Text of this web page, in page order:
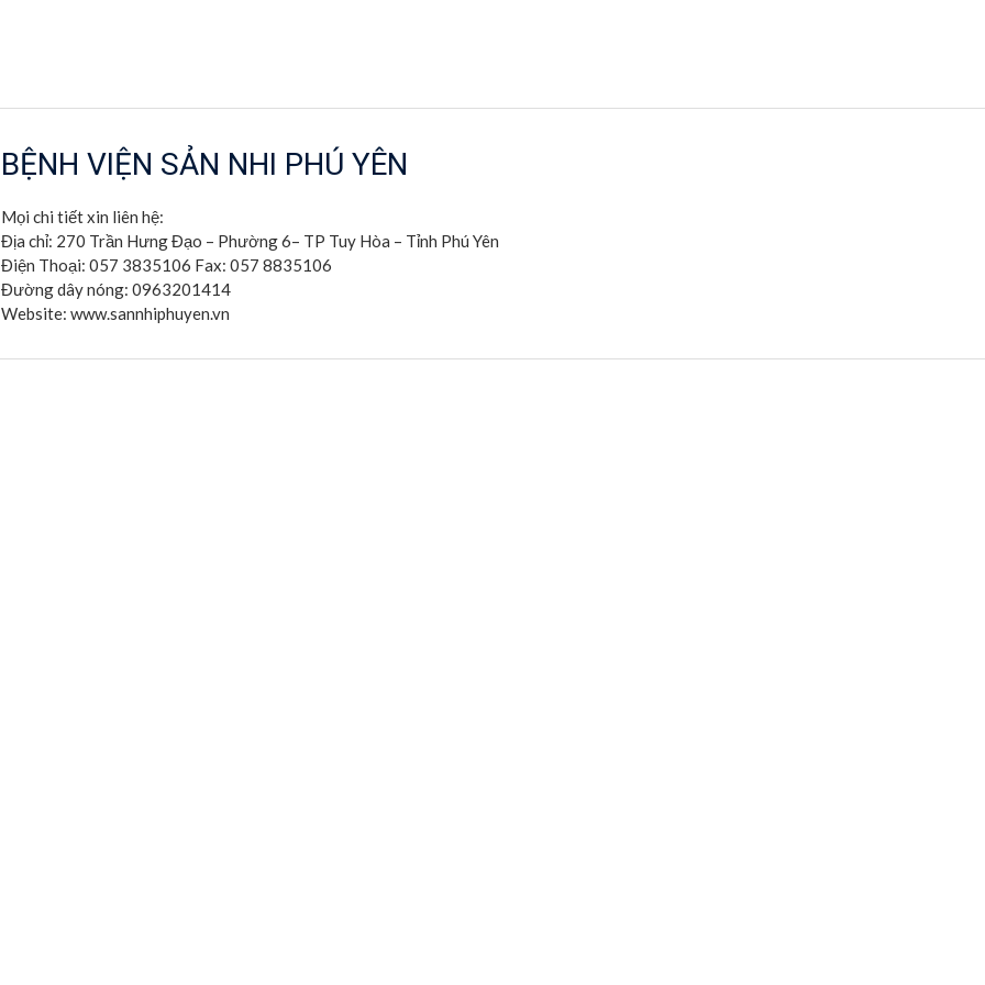
BỆNH VIỆN SẢN NHI PHÚ YÊN
Mọi chi tiết xin liên hệ:
Địa chỉ: 270 Trần Hưng Đạo – Phường 6– TP Tuy Hòa – Tỉnh Phú Yên
Điện Thoại: 057 3835106 Fax: 057 8835106
Đường dây nóng: 0963201414
Website: www.sannhiphuyen.vn